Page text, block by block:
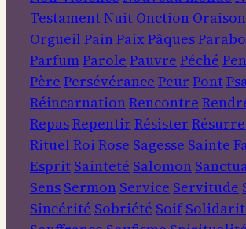
TestamentNuit Onction Oraison
Orgueil PainPaixPâques
ParfumParole Pauvre Péché
Père Persévérance Peur Pont
RéincarnationRencontre
RepasRepentir Résister
Rituel Roi Rose Sagesse Sainte
Esprit Sainteté Salomon
Sens Sermon Service Servitude
Sincérité Sobriété Soif